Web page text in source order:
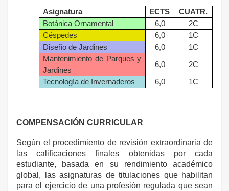
Asignatura ECTS
CUATR.
Botánica Ornamental
6,0
2C
Céspedes
6,0
1C
Diseño de Jardines
6,0
1C
Mantenimiento de Parques y
Jardines
6,0 2C
Tecnología de Invernaderos 6,0 1C
COMPENSACIÓN CURRICULAR
Según el procedimiento de revisión extraordinaria de
las calificaciones finales obtenidas por cada
estudiante, basada en su rendimiento académico
global, las asignaturas de titulaciones que habilitan
para el ejercicio de una profesión regulada que sean